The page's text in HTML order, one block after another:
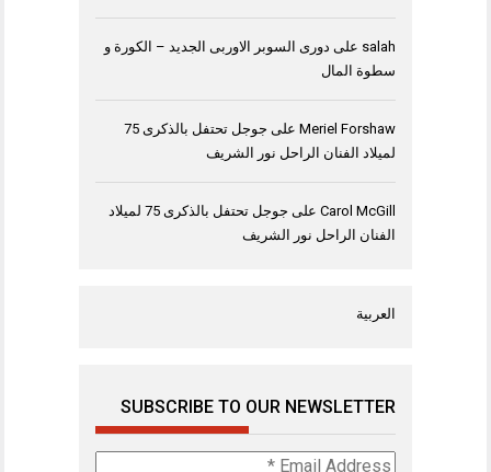
salah على دورى السوبر الاوربى الجديد – الكورة و
سطوة المال
Meriel Forshaw على
جوجل تحتفل بالذكرى 75
لميلاد الفنان الراحل نور الشريف
Carol McGill على
جوجل تحتفل بالذكرى 75 لميلاد
الفنان الراحل نور الشريف
العربية
SUBSCRIBE TO OUR NEWSLETTER
Email